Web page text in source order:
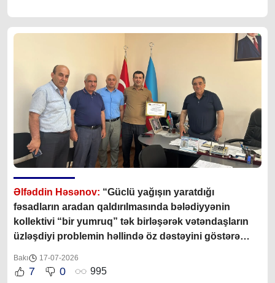
Əlfəddin Həsənov: “Güclü yağışın yaratdığı
fəsadların aradan qaldırılmasında bələdiyyənin
kollektivi “bir yumruq” tək birləşərək vətəndaşların
üzləşdiyi problemin həllində öz dəstəyini göstərə
Bakı 17-07-2026
7 0 995